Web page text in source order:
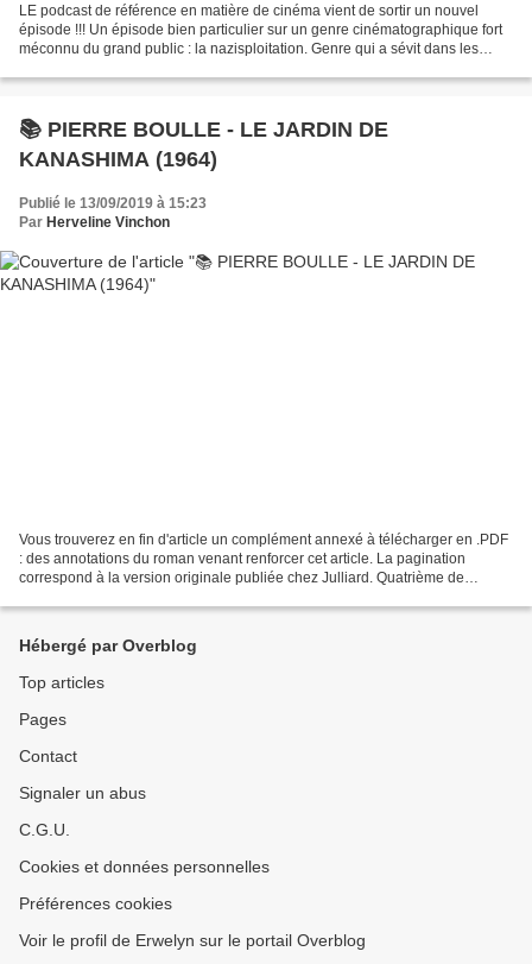
LE podcast de référence en matière de cinéma vient de sortir un nouvel
épisode !!! Un épisode bien particulier sur un genre cinématographique fort
méconnu du grand public : la nazisploitation. Genre qui a sévit dans les
📚 PIERRE BOULLE - LE JARDIN DE
KANASHIMA (1964)
Publié le 13/09/2019 à 15:23
Par Herveline Vinchon
Vous trouverez en fin d'article un complément annexé à télécharger en .PDF
: des annotations du roman venant renforcer cet article. La pagination
correspond à la version originale publiée chez Julliard. Quatrième de
Hébergé par Overblog
Top articles
Pages
Contact
Signaler un abus
C.G.U.
Cookies et données personnelles
Préférences cookies
Voir le profil de Erwelyn sur le portail Overblog